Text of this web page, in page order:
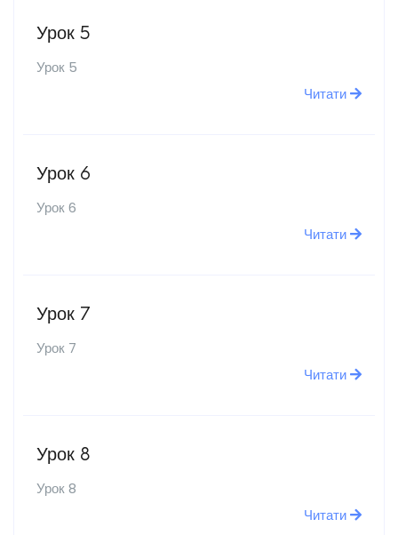
Урок 5
Урок 5
Читати
Урок 6
Урок 6
Читати
Урок 7
Урок 7
Читати
Урок 8
Урок 8
Читати